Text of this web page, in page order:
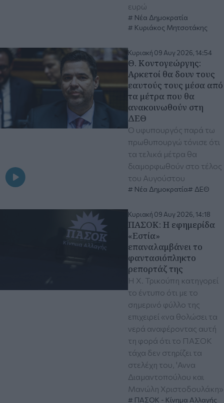
ευρώ
Νέα Δημοκρατία
Κυριάκος Μητσοτάκης
Κυριακή 09 Αυγ 2026, 14:54
Θ. Κοντογεώργης:
Αρκετοί θα δουν τους
εαυτούς τους μέσα από
τα μέτρα που θα
ανακοινωθούν στη
ΔΕΘ
Ο υφυπουργός παρά τω
πρωθυπουργώ τόνισε ότι
τα τελικά μέτρα θα
διαμορφωθούν στο τέλος
του Αυγούστου
Νέα Δημοκρατία ΔΕΘ
Κυριακή 09 Αυγ 2026, 14:18
ΠΑΣΟΚ: Η εφημερίδα
«Εστία»
επαναλαμβάνει το
φαντασιόπληκτο
ρεπορτάζ της
Η Χ. Τρικούπη κατηγορεί
το έντυπο ότι με το
σημερινό φύλλο της
επιχειρεί «να θολώσει τα
νερά αναφέροντας αυτή
τη φορά ότι το ΠΑΣΟΚ
τάχα δεν στηρίζει τα
στελέχη του, 'Αννα
Διαμαντοπούλου και
Μανώλη Χριστοδουλάκη»
ΠΑΣΟΚ - Κίνημα Αλλαγής